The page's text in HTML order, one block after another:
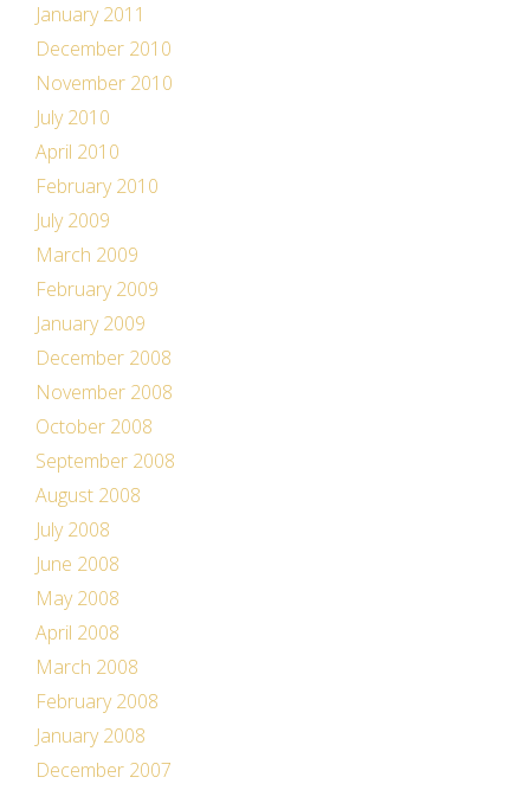
January 2011
December 2010
November 2010
July 2010
April 2010
February 2010
July 2009
March 2009
February 2009
January 2009
December 2008
November 2008
October 2008
September 2008
August 2008
July 2008
June 2008
May 2008
April 2008
March 2008
February 2008
January 2008
December 2007